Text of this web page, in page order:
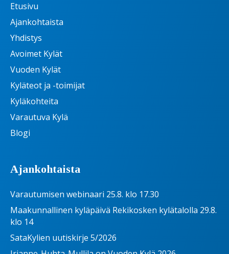
Etusivu
Ajankohtaista
Yhdistys
Avoimet Kylät
Vuoden Kylät
Kyläteot ja -toimijat
Kyläkohteita
Varautuva Kylä
Blogi
Ajankohtaista
Varautumisen webinaari 25.8. klo 17.30
Maakunnallinen kyläpäivä Rekikosken kylätalolla 29.8.
klo 14
SataKylien uutiskirje 5/2026